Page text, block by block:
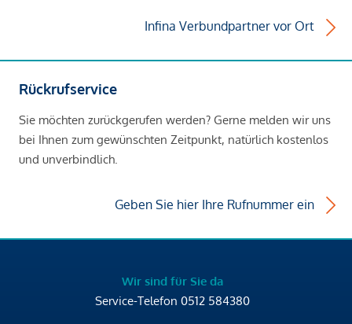
Infina Verbundpartner vor Ort
Rückrufservice
Sie möchten zurückgerufen werden? Gerne melden wir uns
bei Ihnen zum gewünschten Zeitpunkt, natürlich kostenlos
und unverbindlich.
Geben Sie hier Ihre Rufnummer ein
Wir sind für Sie da
Service-Telefon 0512 584380